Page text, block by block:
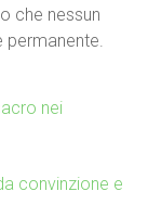
che nessun
permanente.
nei
convinzione e